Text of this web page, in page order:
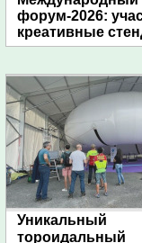
форум-2026:
креативные
Уникальный
тороидальный